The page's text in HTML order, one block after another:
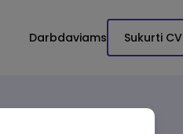
Darbdaviams Sukurti CV